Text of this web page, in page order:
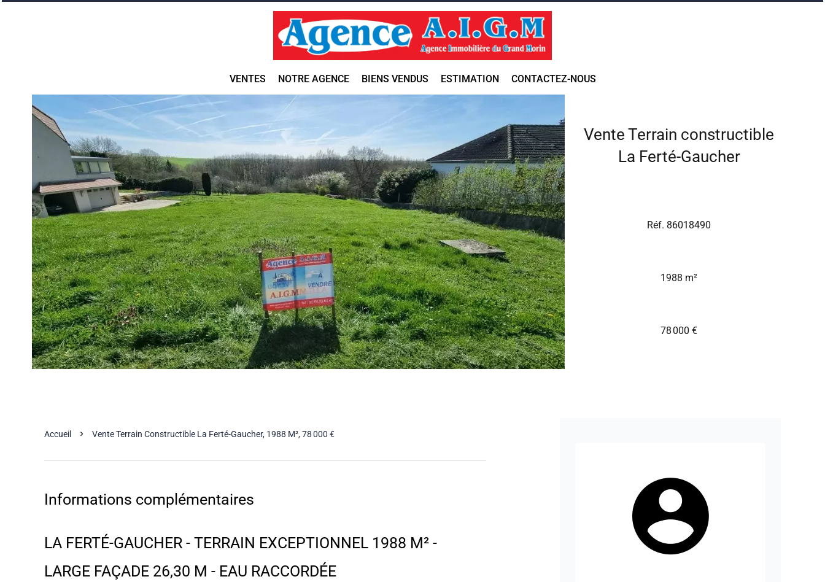
VENTES NOTRE AGENCE BIENS VENDUS ESTIMATION CONTACTEZ-NOUS
Vente Terrain constructible
La Ferté-Gaucher
Réf. 86018490
1988 m²
78 000 €
Accueil Vente Terrain Constructible La Ferté-Gaucher, 1988 M², 78 000 €
Informations complémentaires
LA FERTÉ-GAUCHER - TERRAIN EXCEPTIONNEL 1988 M² -
LARGE FAÇADE 26,30 M - EAU RACCORDÉE